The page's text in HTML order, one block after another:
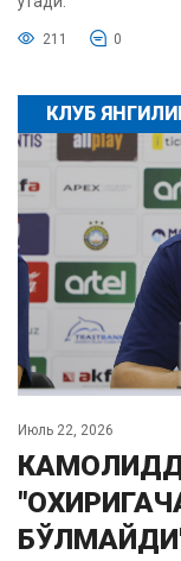
211 0
КЛУБ
Июль 22, 2026